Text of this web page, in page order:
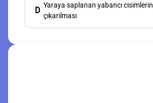
D
Yaraya saplanan yabancı cisimlerin
çıkarılması